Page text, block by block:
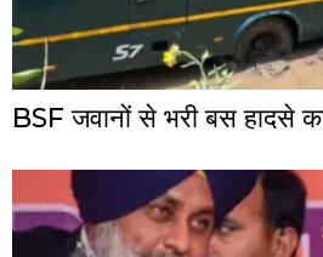
BSF जवानों से भरी बस हादसे